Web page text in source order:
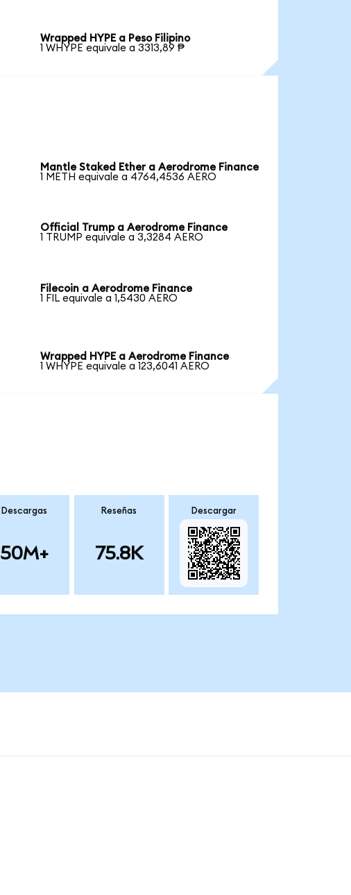
Wrapped HYPE a Peso Filipino
1 WHYPE equivale a 3313,89 ₱
Mantle Staked Ether a Aerodrome Finance
1 METH equivale a 4764,4536 AERO
Official Trump a Aerodrome Finance
1 TRUMP equivale a 3,3284 AERO
Filecoin a Aerodrome Finance
1 FIL equivale a 1,5430 AERO
Wrapped HYPE a Aerodrome Finance
1 WHYPE equivale a 123,6041 AERO
Descargas
50M+
Reseñas
75.8K
Descargar